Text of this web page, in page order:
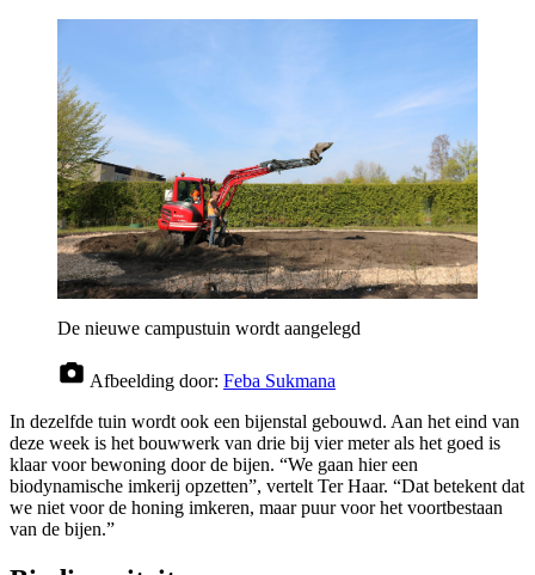
De nieuwe campustuin wordt aangelegd
Afbeelding door: Feba Sukmana
In dezelfde tuin wordt ook een bijenstal gebouwd. Aan het eind van
deze week is het bouwwerk van drie bij vier meter als het goed is
klaar voor bewoning door de bijen. “We gaan hier een
biodynamische imkerij opzetten”, vertelt Ter Haar. “Dat betekent dat
we niet voor de honing imkeren, maar puur voor het voortbestaan
van de bijen.”